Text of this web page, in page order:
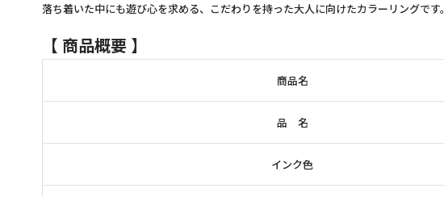
落ち着いた中にも遊び心を求める、こだわりを持った大人に向けたカラーリングです。
【 商品概要 】
商品名
品 名
インク色